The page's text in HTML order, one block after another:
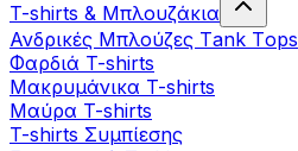
T-shirts & Μπλουζάκια
Ανδρικές Mπλούζες Τank Τops
Φαρδιά T-shirts
Μακρυμάνικα T-shirts
Μαύρα T-shirts
T-shirts Συμπίεσης